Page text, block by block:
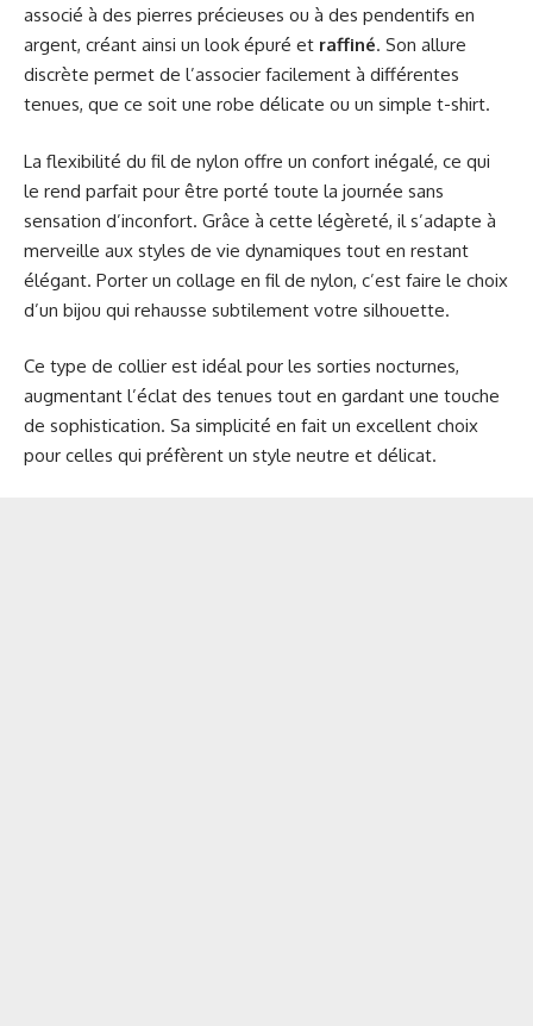
associé à des pierres précieuses ou à des pendentifs en
argent, créant ainsi un look épuré et raffiné. Son allure
discrète permet de l’associer facilement à différentes
tenues, que ce soit une robe délicate ou un simple t-shirt.
La flexibilité du fil de nylon offre un confort inégalé, ce qui
le rend parfait pour être porté toute la journée sans
sensation d’inconfort. Grâce à cette légèreté, il s’adapte à
merveille aux styles de vie dynamiques tout en restant
élégant. Porter un collage en fil de nylon, c’est faire le choix
d’un bijou qui rehausse subtilement votre silhouette.
Ce type de collier est idéal pour les sorties nocturnes,
augmentant l’éclat des tenues tout en gardant une touche
de sophistication. Sa simplicité en fait un excellent choix
pour celles qui préfèrent un style neutre et délicat.